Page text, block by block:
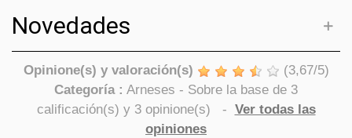
Novedades
Opinione(s) y valoración(s) (3,67/5)
Categoría : Arneses - Sobre la base de 3
calificación(s) y 3opinione(s) - Ver todas las
opiniones